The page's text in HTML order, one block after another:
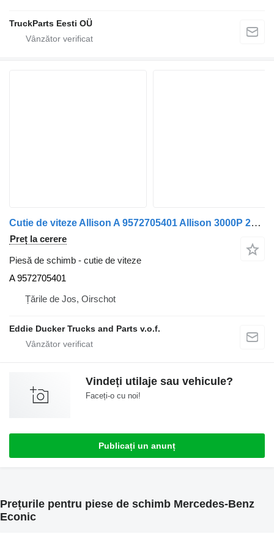
TruckParts Eesti OÜ
Cutie de viteze Allison A 9572705401 Allison 3000P 2628L-2633L 3 bucăți ÎN STOC pentru maşina de gunoi Mercedes-Benz ECONIC 2628L-2633L
Preț la cerere
Piesă de schimb - cutie de viteze
A 9572705401
Țările de Jos, Oirschot
Eddie Ducker Trucks and Parts v.o.f.
Vindeți utilaje sau vehicule?
Faceți-o cu noi!
Publicați un anunț
Prețurile pentru piese de schimb Mercedes-Benz
Econic